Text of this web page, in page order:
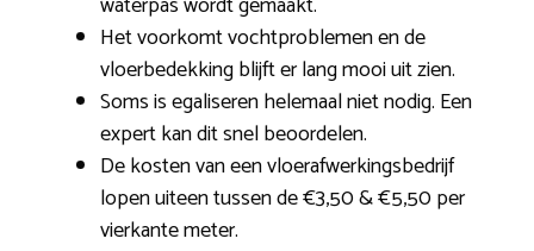
Het voorkomt vochtproblemen en de
vloerbedekking blijft er lang mooi uit zien.
Soms is egaliseren helemaal niet nodig. Een
expert kan dit snel beoordelen.
De kosten van een vloerafwerkingsbedrijf
lopen uiteen tussen de €3,50 & €5,50 per
vierkante meter.